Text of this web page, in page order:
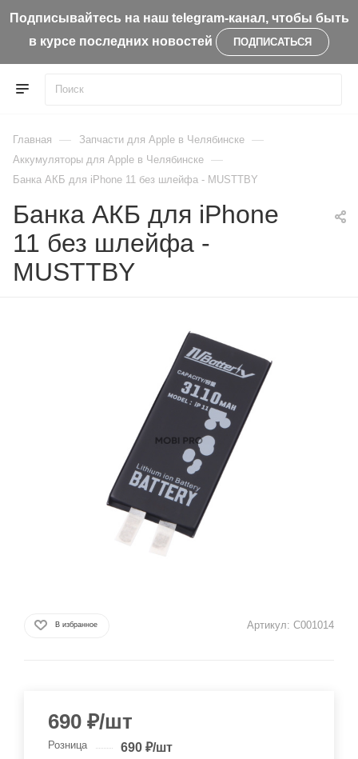
Подписывайтесь на наш telegram-канал, чтобы быть
в курсе последних новостей
ПОДПИСАТЬСЯ
Главная — Запчасти для Apple в Челябинске —
Aккумуляторы для Apple в Челябинске —
Банка АКБ для iPhone 11 без шлейфа - MUSTTBY
Банка АКБ для iPhone
11 без шлейфа -
MUSTTBY
В избранное Артикул: C001014
690 ₽/шт
Розница 690₽/шт